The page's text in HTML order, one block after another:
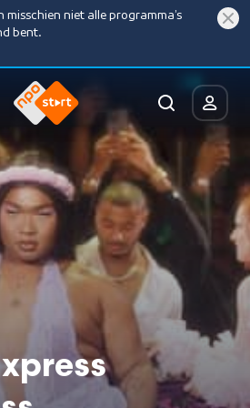
misschien niet alle programma’s
bent.